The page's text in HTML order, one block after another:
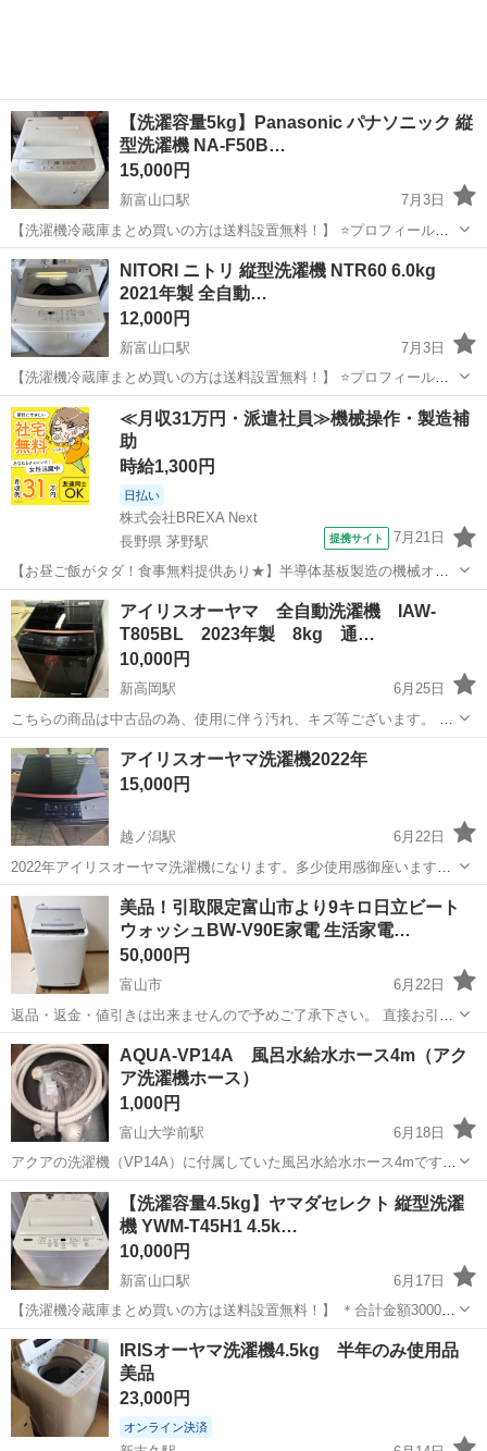
【洗濯容量5kg】Panasonic パナソニック 縦
型洗濯機 NA-F50B…
15,000円
新富山口駅
7月3日
【洗濯機冷蔵庫まとめ買いの方は送料設置無料！】 ⭐️プロフィールを
お読みになってから、ご連絡下さい！ 倉庫にスタッフ常駐しており
ません！ アポイントなしでの直接の訪問はお控えくださいませ！ ま
た隣にある大きな倉庫は別会社...
富山 富山市 新富山口駅 生活家電 階段
NITORI ニトリ 縦型洗濯機 NTR60 6.0kg
2021年製 全自動…
12,000円
新富山口駅
7月3日
【洗濯機冷蔵庫まとめ買いの方は送料設置無料！】 ⭐️プロフィールを
お読みになってから、ご連絡下さい！ 倉庫にスタッフ常駐しており
ません！ アポイントなしでの直接の訪問はお控えくださいませ！ ま
た隣にある大きな倉庫は別会社...
富山 富山市 新富山口駅 生活家電 NTR
≪月収31万円・派遣社員≫機械操作・製造補
助
時給1,300円
日払い
株式会社BREXA Next
長野県 茅野駅
提携サイト 7月21日
【お昼ご飯がタダ！食事無料提供あり★】半導体基板製造の機械オペ
レーターや検査作業！未経験活躍中★カップル＆友達同士の応募OK！
赴任旅費会社負担★嬉しい無料送迎◎正社員登用制度あり！マイカー
通勤OK！無料駐車場完備！《長野県茅...
長野 茅野市 茅野駅 その他
アイリスオーヤマ 全自動洗濯機 IAW-
T805BL 2023年製 8kg 通…
10,000円
新高岡駅
6月25日
こちらの商品は中古品の為、使用に伴う汚れ、キズ等ございます。 ご
理解のある方のみご購入お願いいたします。 ※気になる事がございま
したら、お気軽にメール下さい。 ※商品を見てから購入可能です。 〇
待ち合わせ場所...
富山 高岡市 新高岡駅 生活家電 アイリスオーヤマ
アイリスオーヤマ洗濯機2022年
15,000円
越ノ潟駅
6月22日
2022年アイリスオーヤマ洗濯機になります。多少使用感御座いますが
気になられた方如何でしょうか？ ※運搬要相談※
富山 射水市 越ノ潟駅 生活家電 アイリスオーヤマ
美品！引取限定富山市より9キロ日立ビート
ウォッシュBW-V90E家電 生活家電…
50,000円
富山市
6月22日
返品・返金・値引きは出来ませんので予めご了承下さい。 直接お引き
取り出来る方限定にてお願い致します。 富山市からになります。 日立
ビートウォッシュBW-90E 2019年製を2020年11月に新品購入しており
ます。 ...
富山 富山市 ビートウォッシュ
AQUA-VP14A 風呂水給水ホース4m（アク
ア洗濯機ホース）
1,000円
富山大学前駅
6月18日
アクアの洗濯機（VP14A）に付属していた風呂水給水ホース4mです。
新品です。 一切使わないので売ります。 写真のものが全てです。
富山 富山市 富山大学前駅 生活家電 ホース
【洗濯容量4.5kg】ヤマダセレクト 縦型洗濯
機 YWM-T45H1 4.5k…
10,000円
新富山口駅
6月17日
【洗濯機冷蔵庫まとめ買いの方は送料設置無料！】 ＊合計金額30000
円以上 安心の1ヶ月保証！ 購入頂いてから、1ヶ月間は保証対象期間に
しております。 ＊エアコンに関しては保証対象外になります。 ⭐️プロ
フィールをお読...
富山 富山市 新富山口駅 生活家電
IRISオーヤマ洗濯機4.5kg 半年のみ使用品
美品
23,000円
オンライン決済